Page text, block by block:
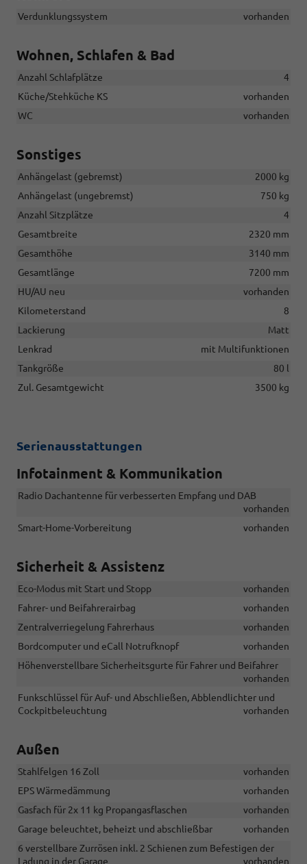
Verdunklungssystem vorhanden
Wohnen, Schlafen & Bad
Anzahl Schlafplätze
4
Küche/Stehküche KS
vorhanden
WC
vorhanden
Sonstiges
Anhängelast (gebremst)
2000 kg
Anhängelast (ungebremst)
750 kg
Anzahl Sitzplätze
4
Gesamtbreite
2320 mm
Gesamthöhe
3140 mm
Gesamtlänge
7200 mm
HU/AU neu
vorhanden
Kilometerstand
8
Lackierung
Matt
Lenkrad
mit Multifunktionen
Tankgröße
80 l
Zul. Gesamtgewicht
3500 kg
Serienausstattungen
Infotainment & Kommunikation
Radio Dachantenne für verbesserten Empfang und DAB
vorhanden
Smart-Home-Vorbereitung
vorhanden
Sicherheit & Assistenz
Eco-Modus mit Start und Stopp
vorhanden
Fahrer- und Beifahrerairbag
vorhanden
Zentralverriegelung Fahrerhaus
vorhanden
Bordcomputer und eCall Notrufknopf
vorhanden
Höhenverstellbare Sicherheitsgurte für Fahrer und Beifahrer
vorhanden
Funkschlüssel für Auf- und Abschließen, Abblendlichter und
Cockpitbeleuchtung
vorhanden
Außen
Stahlfelgen 16 Zoll
vorhanden
EPS Wärmedämmung
vorhanden
Gasfach für 2x 11 kg Propangasflaschen
vorhanden
Garage beleuchtet, beheizt und abschließbar
vorhanden
6 verstellbare Zurrösen inkl. 2 Schienen zum Befestigen der
Ladung in der Garage
vorhanden